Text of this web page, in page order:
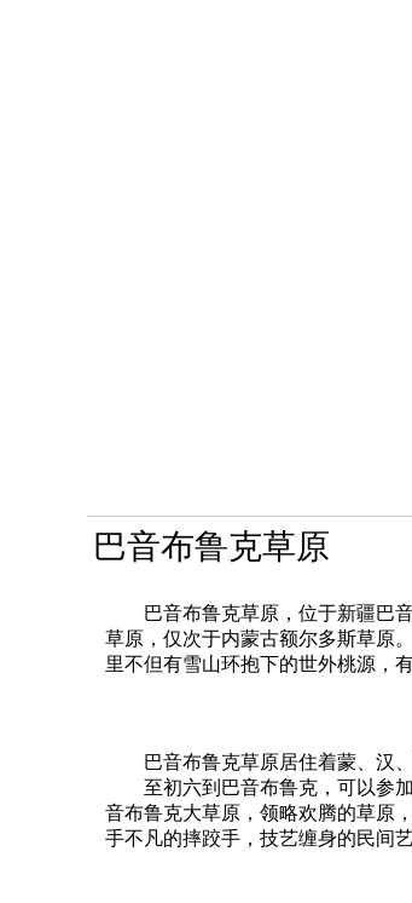
巴音布鲁克草原
巴音布鲁克草原，位于新疆巴音
草原，仅次于内蒙古额尔多斯草原
里不但有雪山环抱下的世外桃源，
巴音布鲁克草原居住着蒙、汉、
至初六到巴音布鲁克，可以参加
音布鲁克大草原，领略欢腾的草原
手不凡的摔跤手，技艺缠身的民间